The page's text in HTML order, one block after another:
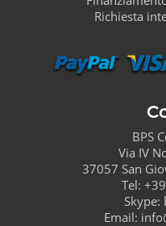
Richiesta
BPS
Via IV
37057 San
Tel:
Skype:
Email: